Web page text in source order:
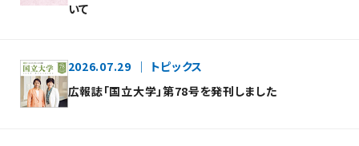
いて
2026.07.29
トピックス
広報誌「国立大学」第78号を発刊しました